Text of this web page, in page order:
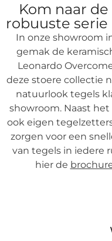
Kom naar
robuuste
In onze showroom
gemak de
Leonardo
deze stoere collectie
natuurlook tegels
showroom. Naast
ook eigen
zorgen voor een
van tegels in iedere
hier de